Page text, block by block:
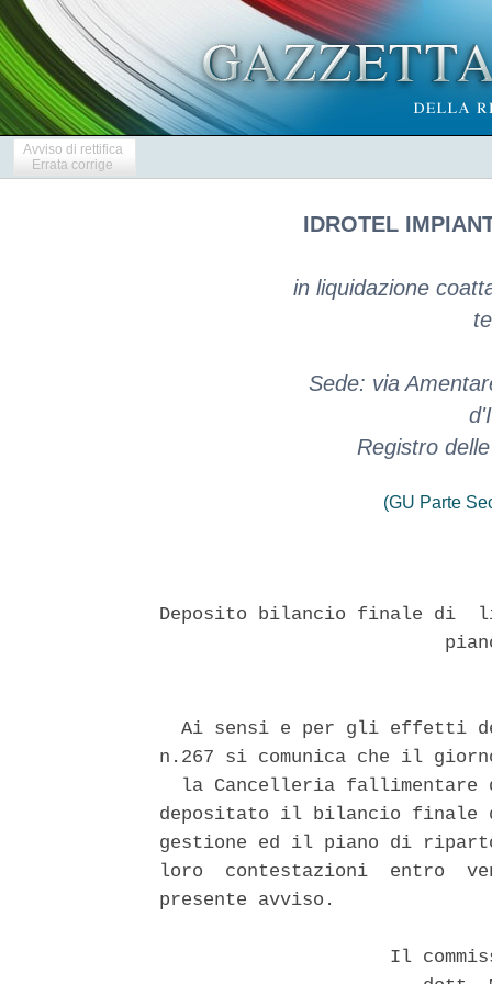
Avviso di rettifica
Errata corrige
IDROTEL
in liquidazione
Sede: via
Registro
(GU Parte
Deposito bilancio finale di
Ai sensi e per gli effetti
n.267 si comunica che il
la Cancelleria fallimentare
depositato il bilancio
gestione ed il piano di
loro  contestazioni  entro
presente avviso.
Il